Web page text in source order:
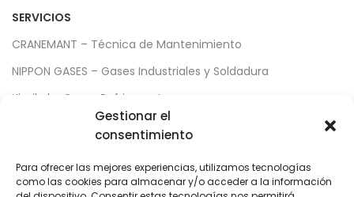
Gestionar el
consentimiento
Para ofrecer las mejores experiencias, utilizamos tecnologías
como las cookies para almacenar y/o acceder a la información
SERVICIOS
CRANEMANT – Técnica de Mantenimiento
NIPPON GASES – Gases Industriales y Soldadura
Kimikal – Gases Refrigerantes
Sistemas de elevación
ENLACES